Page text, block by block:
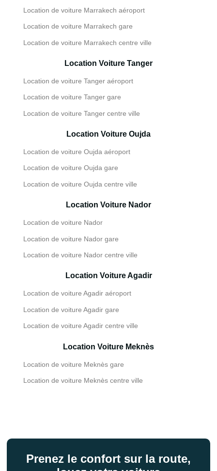
Location de voiture Marrakech aéroport
Location de voiture Marrakech gare
Location de voiture Marrakech centre ville
Location Voiture Tanger
Location de voiture Tanger aéroport
Location de voiture Tanger gare
Location de voiture Tanger centre ville
Location Voiture Oujda
Location de voiture Oujda aéroport
Location de voiture Oujda gare
Location de voiture Oujda centre ville
Location Voiture Nador
Location de voiture Nador
Location de voiture Nador gare
Location de voiture Nador centre ville
Location Voiture Agadir
Location de voiture Agadir aéroport
Location de voiture Agadir gare
Location de voiture Agadir centre ville
Location Voiture Meknès
Location de voiture Meknès gare
Location de voiture Meknès centre ville
Prenez le confort sur la route,